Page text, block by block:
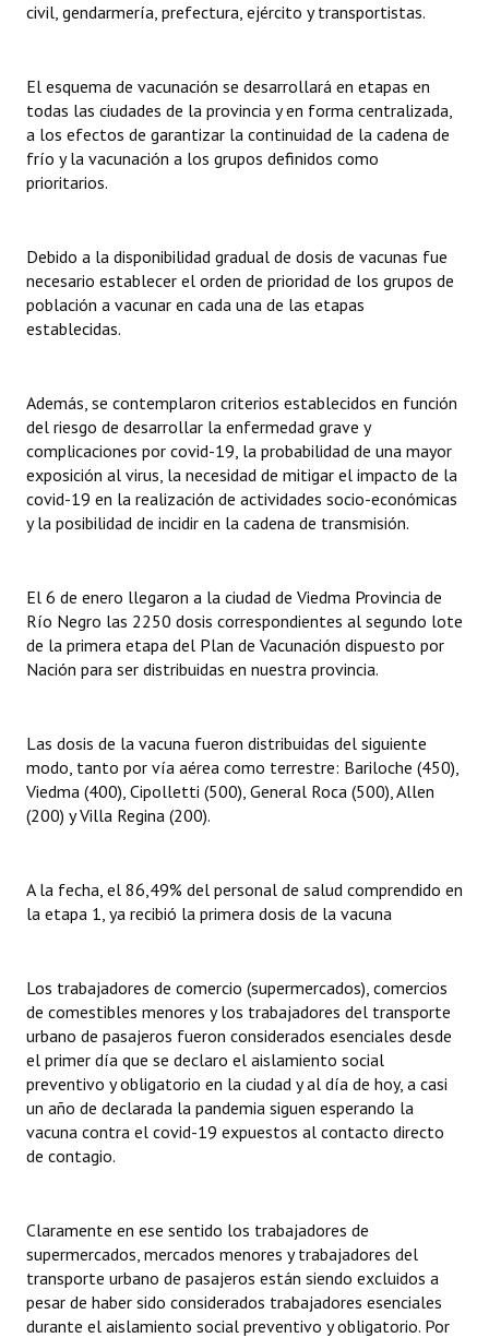
civil, gendarmería, prefectura, ejército y transportistas.
El esquema de vacunación se desarrollará en etapas en
todas las ciudades de la provincia y en forma centralizada,
a los efectos de garantizar la continuidad de la cadena de
frío y la vacunación a los grupos definidos como
prioritarios.
Debido a la disponibilidad gradual de dosis de vacunas fue
necesario establecer el orden de prioridad de los grupos de
población a vacunar en cada una de las etapas
establecidas.
Además, se contemplaron criterios establecidos en función
del riesgo de desarrollar la enfermedad grave y
complicaciones por covid-19, la probabilidad de una mayor
exposición al virus, la necesidad de mitigar el impacto de la
covid-19 en la realización de actividades socio-económicas
y la posibilidad de incidir en la cadena de transmisión.
El 6 de enero llegaron a la ciudad de Viedma Provincia de
Río Negro las 2250 dosis correspondientes al segundo lote
de la primera etapa del Plan de Vacunación dispuesto por
Nación para ser distribuidas en nuestra provincia.
Las dosis de la vacuna fueron distribuidas del siguiente
modo, tanto por vía aérea como terrestre: Bariloche (450),
Viedma (400), Cipolletti (500), General Roca (500), Allen
(200) y Villa Regina (200).
A la fecha, el 86,49% del personal de salud comprendido en
la etapa 1, ya recibió la primera dosis de la vacuna
Los trabajadores de comercio (supermercados), comercios
de comestibles menores y los trabajadores del transporte
urbano de pasajeros fueron considerados esenciales desde
el primer día que se declaro el aislamiento social
preventivo y obligatorio en la ciudad y al día de hoy, a casi
un año de declarada la pandemia siguen esperando la
vacuna contra el covid-19 expuestos al contacto directo
de contagio.
Claramente en ese sentido los trabajadores de
supermercados, mercados menores y trabajadores del
transporte urbano de pasajeros están siendo excluidos a
pesar de haber sido considerados trabajadores esenciales
durante el aislamiento social preventivo y obligatorio. Por